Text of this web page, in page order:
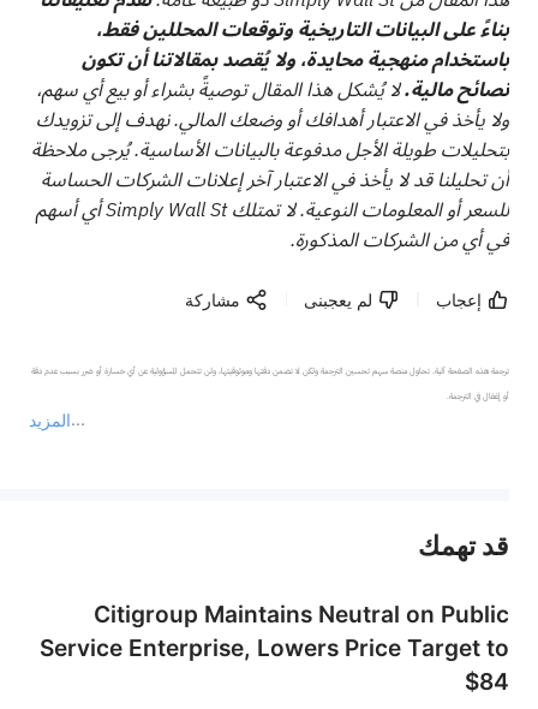
بناءً على البيانات التاريخية وتوقعات المحللين فقط،
باستخدام منهجية محايدة، ولا يُقصد بمقالاتنا أن تكون
نصائح مالية.لا يُشكل هذا المقال توصيةً بشراء أو بيع أي سهم،
ولا يأخذ في الاعتبار أهدافك أو وضعك المالي. نهدف إلى تزويدك
بتحليلات طويلة الأجل مدفوعة بالبيانات الأساسية. يُرجى ملاحظة
أن تحليلنا قد لا يأخذ في الاعتبار آخر إعلانات الشركات الحساسة
للسعر أو المعلومات النوعية. لا تمتلك Simply Wall St أي أسهم
في أي من الشركات المذكورة.
إعجاب لم يعجبنى مشاركة
المزيد
ترجمة هذه الصفحة آلية. تحاول منصة سهم تحسين الترجمة ولكن لا تضمن دقتها وموثوقيتها، ولن تتحمل المسؤولية عن أي خسارة أو ضرر بسبب عدم دقة
أو إغفال في الترجمة.
عند الضرورة، يرجى استشارة مستشار استثمار محترف. لا تقدم منصة سهم أي مشورة استثمارية، ولا تقدم أي التزامات أو ضمانات.
قد تهمك
Citigroup Maintains Neutral on Public
Service Enterprise, Lowers Price Target to
$84